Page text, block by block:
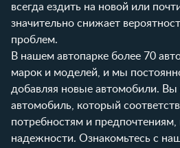
всегда ездить на новой или
значительно снижает
проблем.
В нашем автопарке более 70
марок и моделей, и мы
добавляя новые автомобили.
автомобиль, который
потребностям и
надежности. Ознакомьтесь с